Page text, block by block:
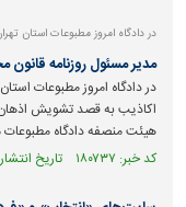
در دادگاه امروز مطبوعات استان
مدیر مسئول روزنامه
در دادگاه امروز مطبوعات
اکاذیب به قصد تشویش
هیئت منصفه دادگاه
کد خبر: ۱۸۰۷۳۷ تاریخ انتشار : ۱۳۹۸/۰۴/۱۶